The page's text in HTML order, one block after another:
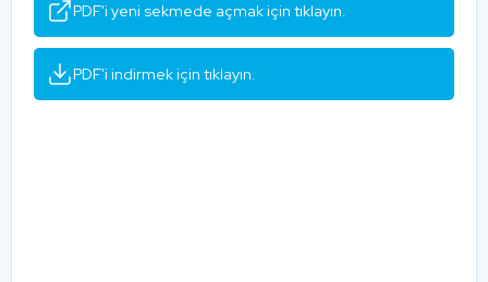
PDF'i yeni sekmede açmak için tıklayın.
PDF'i indirmek için tıklayın.